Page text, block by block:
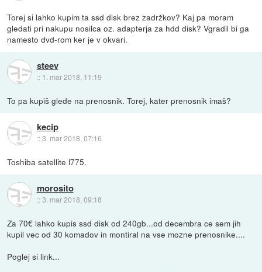
Torej si lahko kupim ta ssd disk brez zadržkov? Kaj pa moram
gledati pri nakupu nosilca oz. adapterja za hdd disk? Vgradil bi ga
namesto dvd-rom ker je v okvari.
steev
:: 1. mar 2018, 11:19
To pa kupiš glede na prenosnik. Torej, kater prenosnik imaš?
kecip
::3. mar 2018, 07:16
Toshiba satellite l775.
morosito
::3. mar 2018, 09:18
Za 70€ lahko kupis ssd disk od 240gb...od decembra ce sem jih
kupil vec od 30 komadov in montiral na vse mozne prenosnike....
Poglej si link...